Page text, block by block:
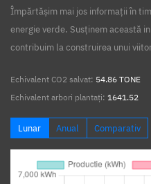
Împărtășim mai jos informații în
energie verde. Susținem această
contribuim la construirea unui
Echivalent CO2 salvat: 54.86 TONE
Echivalent arbori plantați: 1641.52
Lunar Anual Comparativ